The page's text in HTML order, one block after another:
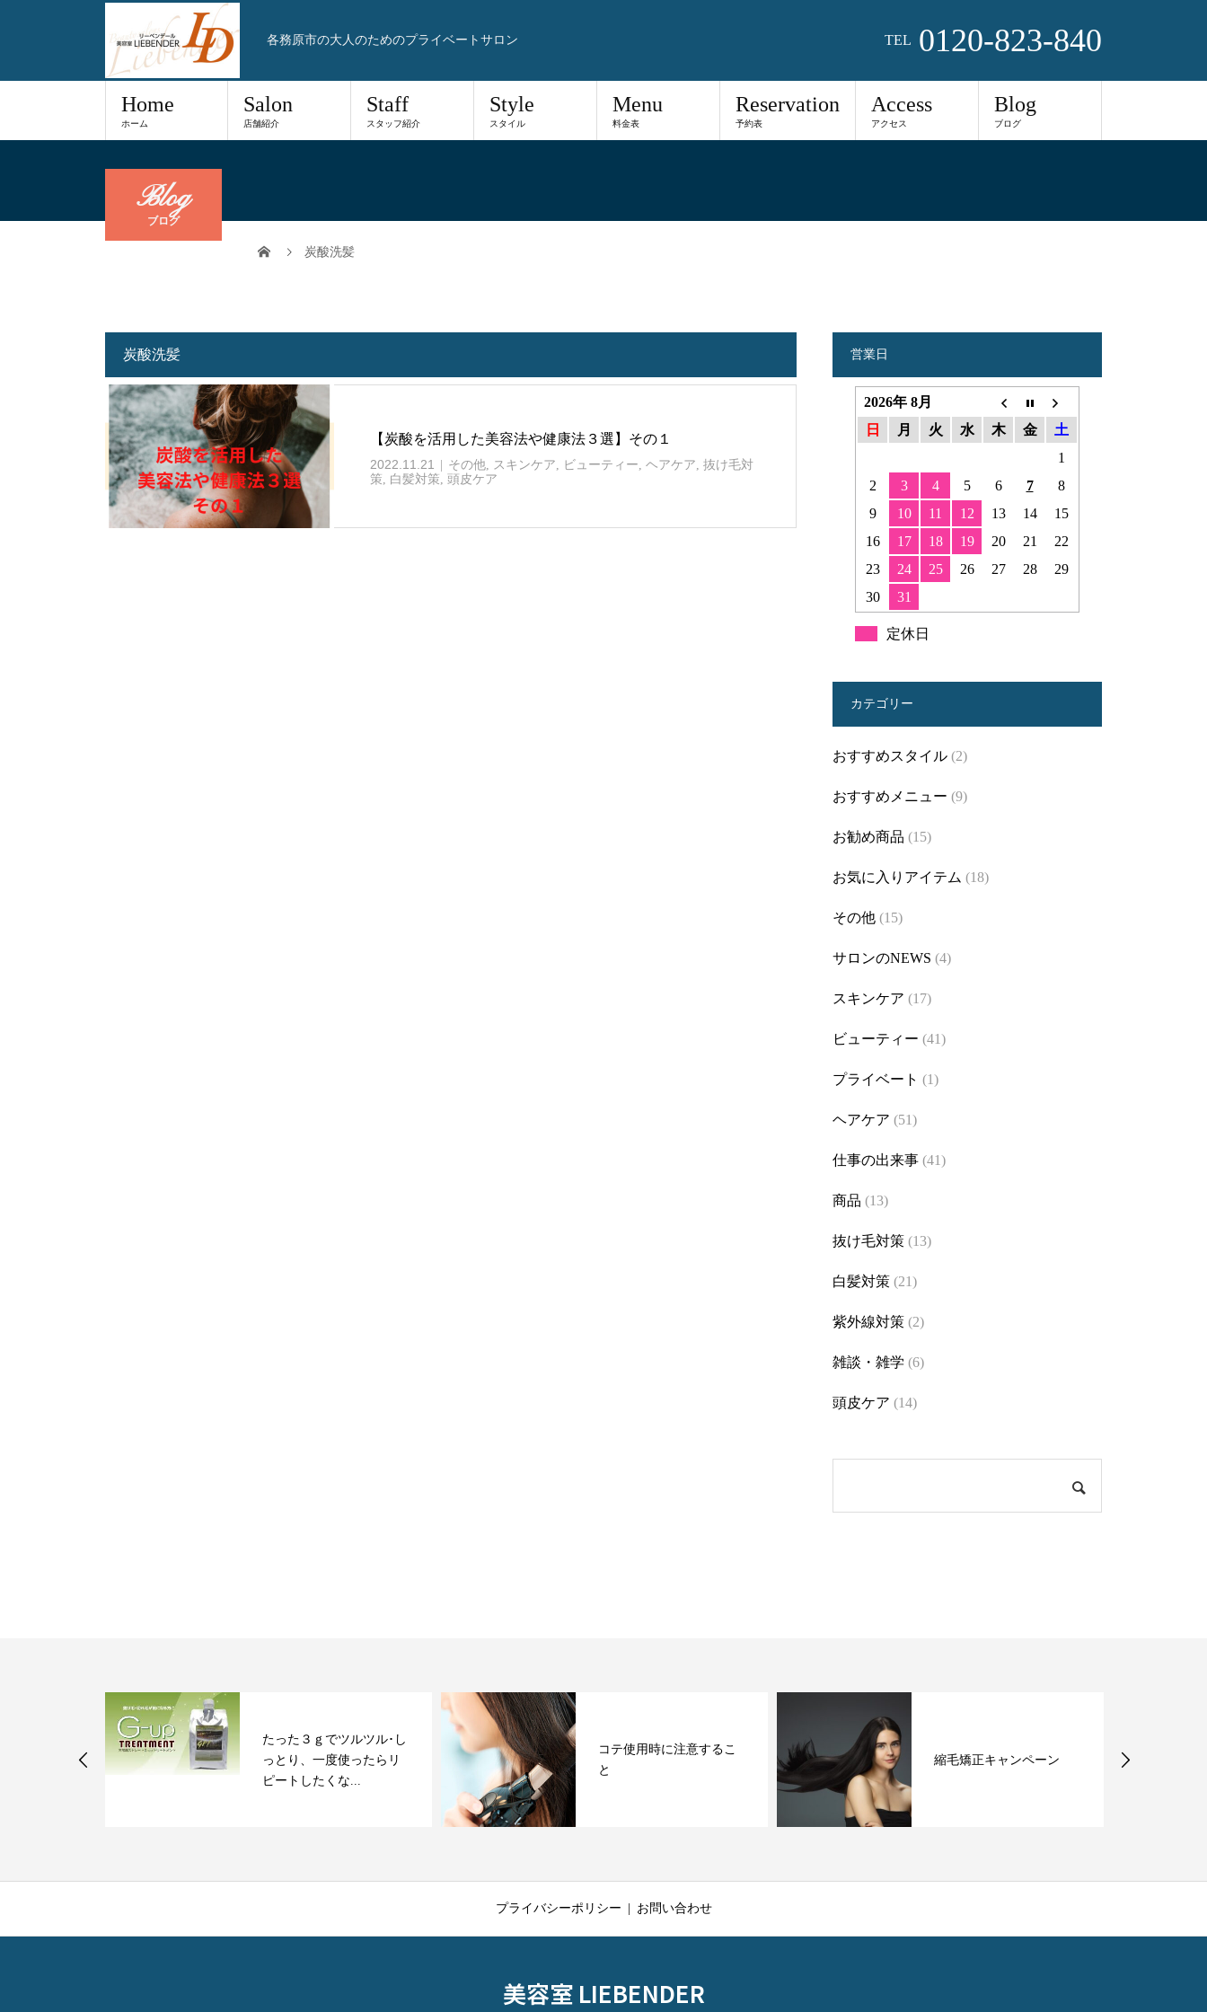
各務原市の大人のためのプライベートサロン TEL 0120-823-840
Home
ホーム
Salon
店舗紹介
Staff
スタッフ紹介
Style
スタイル
Menu
料金表
Reservation
予約表
Access
アクセス
Blog
ブログ
Blog
ブログ
炭酸洗髪
炭酸洗髪
【炭酸を活用した美容法や健康法３選】その１
2022.11.21 その他, スキンケア ビューティー ヘアケア 抜け毛対
策
白髪対策 頭皮ケア
営業日
2026年 8月
日
月 火 水 木 金
土
1
2
3 4 5 6 7
8
9
10 11 12 13 14
15
16
17 18 19 20 21
22
23
24 25 26 27 28
29
30
31
定休日
カテゴリー
おすすめスタイル (2)
おすすめメニュー (9)
お勧め商品 (15)
お気に入りアイテム (18)
その他 (15)
サロンのNEWS (4)
スキンケア (17)
ビューティー (41)
プライベート (1)
ヘアケア (51)
仕事の出来事 (41)
商品 (13)
抜け毛対策 (13)
白髪対策 (21)
紫外線対策 (2)
雑談・雑学 (6)
頭皮ケア (14)
たった３ｇでツルツル･し
っとり、一度使ったらリ
ピートしたくな...
コテ使用時に注意するこ
と
縮毛矯正キャンペーン
プライバシーポリシー お問い合わせ
美容室 LIEBENDER